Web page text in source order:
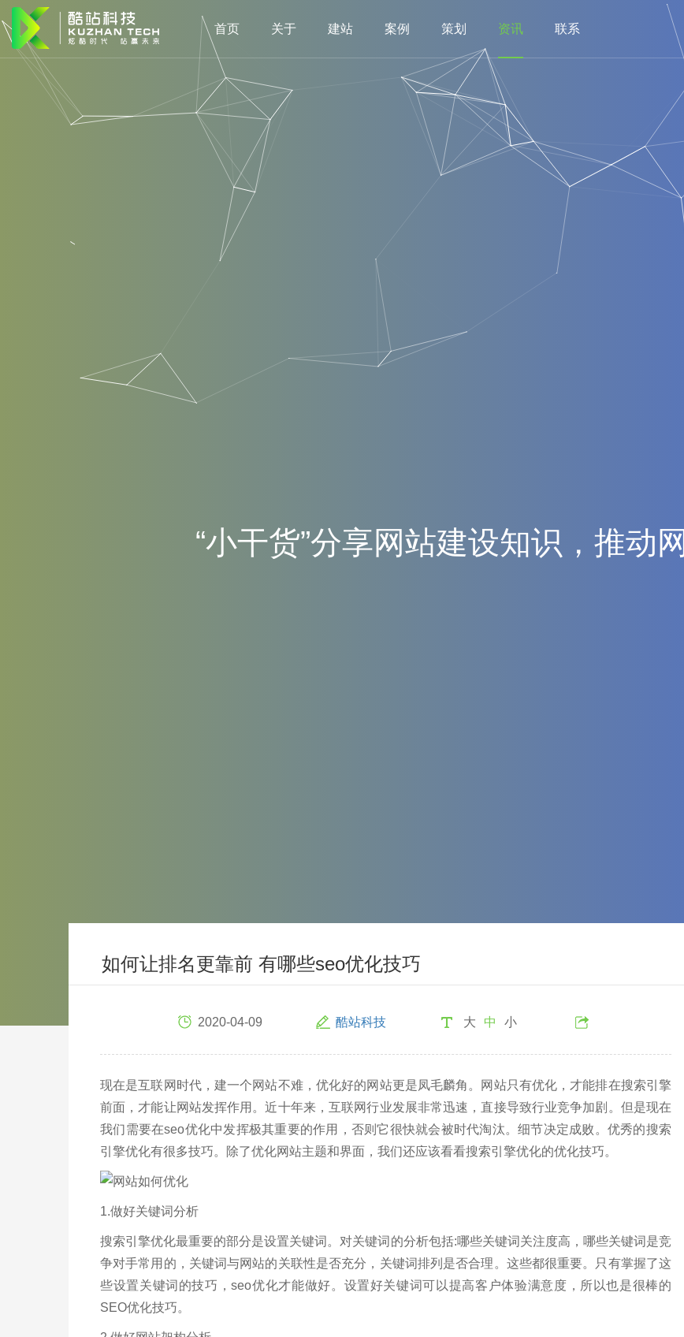
首页 关于 建站 案例 策划 资讯 联系
“小干货”分享网站建设知识 ， 推动 网
如何让排名更靠前 有哪些seo优化技巧
2020-04-09 酷站科技 大 中 小
现在是互联网时代，建一个网站不难，优化好的网站更是凤毛麟角。网站只有优化，才能排在搜索引擎
前面，才能让网站发挥作用。近十年来，互联网行业发展非常迅速，直接导致行业竞争加剧。但是现在
我们需要在seo优化中发挥极其重要的作用，否则它很快就会被时代淘汰。细节决定成败。优秀的搜索
引擎优化有很多技巧。除了优化网站主题和界面，我们还应该看看搜索引擎优化的优化技巧。
1.做好关键词分析
搜索引擎优化最重要的部分是设置关键词。对关键词的分析包括:哪些关键词关注度高，哪些关键词是竞
争对手常用的，关键词与网站的关联性是否充分，关键词排列是否合理。这些都很重要。只有掌握了这
些设置关键词的技巧，seo优化才能做好。设置好关键词可以提高客户体验满意度，所以也是很棒的
SEO优化技巧。